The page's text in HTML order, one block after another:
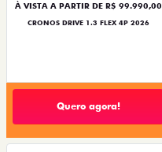
À VISTA A PARTIR DE R$ 99.990,00
CRONOS DRIVE 1.3 FLEX 4P 2026
Quero agora!